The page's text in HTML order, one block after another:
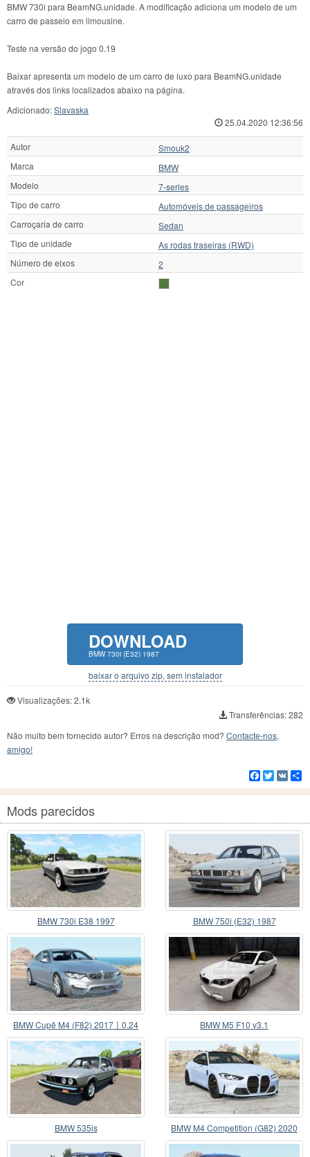
BMW 730i para BeamNG.unidade. A modificação adiciona um modelo de um
carro de passeio em limousine.
Teste na versão do jogo 0.19
Baixar apresenta um modelo de um carro de luxo para BeamNG.unidade
através dos links localizados abaixo na página.
Adicionado:Slavaska
25.04.2020 12:36:56
Autor
Smouk2
Marca
BMW
Modelo
7-series
Tipo de carro
Automóveis de passageiros
Carroçaria de carro
Sedan
Tipo de unidade
As rodas traseiras (RWD)
Número de eixos
2
Cor
DOWNLOAD
BMW 730i (E32) 1987
baixar o arquivo zip, sem instalador
Visualizações: 2.1k
Transferências: 282
Não muito bem fornecido autor? Erros na descrição mod? Contacte-nos,
amigo!
Facebook
Twitter
VK
Mods parecidos
BMW 730i E38 1997 BMW 750i (E32) 1987
BMW Cupê M4 (F82) 2017〡0.24 BMW M5 F10 v3.1
BMW 535is
BMW M4 Competition (G82) 2020
v1.1